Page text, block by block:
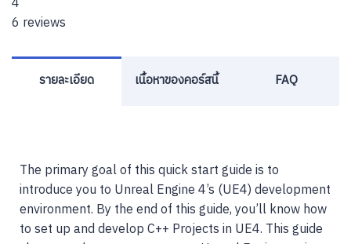
6 reviews
รายละเอียด เนื้อหาของคอร์สนี้ FAQ
The primary goal of this quick start guide is to
introduce you to Unreal Engine 4’s (UE4) development
environment. By the end of this guide, you’ll know how
to set up and develop C++ Projects in UE4. This guide